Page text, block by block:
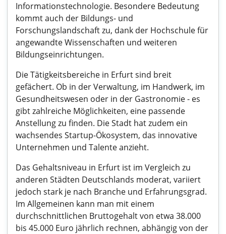
Informationstechnologie. Besondere Bedeutung
kommt auch der Bildungs- und
Forschungslandschaft zu, dank der Hochschule für
angewandte Wissenschaften und weiteren
Bildungseinrichtungen.
Die Tätigkeitsbereiche in Erfurt sind breit
gefächert. Ob in der Verwaltung, im Handwerk, im
Gesundheitswesen oder in der Gastronomie - es
gibt zahlreiche Möglichkeiten, eine passende
Anstellung zu finden. Die Stadt hat zudem ein
wachsendes Startup-Ökosystem, das innovative
Unternehmen und Talente anzieht.
Das Gehaltsniveau in Erfurt ist im Vergleich zu
anderen Städten Deutschlands moderat, variiert
jedoch stark je nach Branche und Erfahrungsgrad.
Im Allgemeinen kann man mit einem
durchschnittlichen Bruttogehalt von etwa 38.000
bis 45.000 Euro jährlich rechnen, abhängig von der